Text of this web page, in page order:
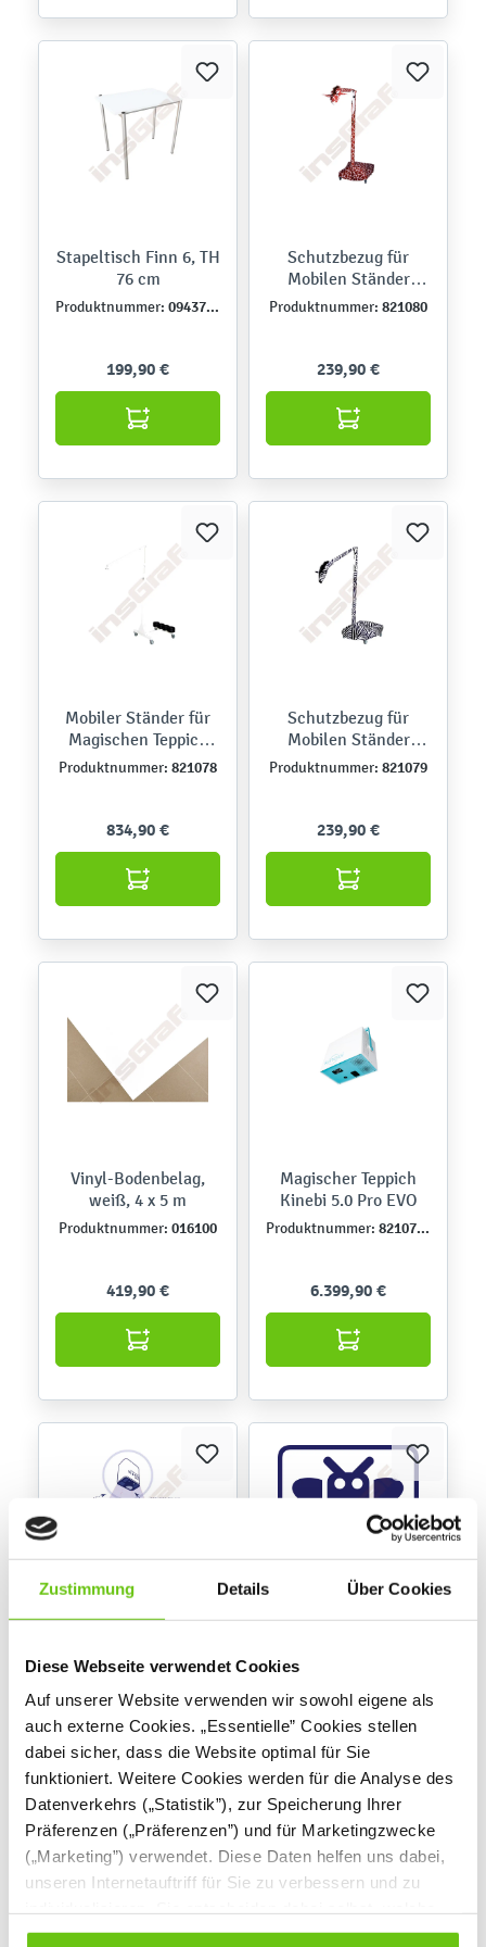
Zustimmung Details Über Cookies
Diese Webseite verwendet Cookies
Auf unserer Website verwenden wir sowohl eigene als
auch externe Cookies. „Essentielle” Cookies stellen
dabei sicher, dass die Website optimal für Sie
funktioniert. Weitere Cookies werden für die Analyse des
Datenverkehrs („Statistik”), zur Speicherung Ihrer
Präferenzen („Präferenzen”) und für Marketingzwecke
(„Marketing”) verwendet. Diese Daten helfen uns dabei,
unseren Internetauftriff für Sie zu verbessern und zu
Cookies Sie erlauben. Verweigern Sie Ihre Zustimmung,
Stapeltisch Finn 6, TH
76 cm
Produktnummer: 094371-08-03
199,90 €
Schutzbezug für
Mobilen Ständer
Kinebi 5.0 - Giraffe
Produktnummer: 821080
239,90 €
Mobiler Ständer für
Magischen Teppich
Kinebi 5.0
Produktnummer: 821078
834,90 €
Schutzbezug für
Mobilen Ständer
Kinebi 5.0 - Zebra
Produktnummer: 821079
239,90 €
Vinyl-Bodenbelag,
weiß, 4 x 5 m
Produktnummer: 016100
419,90 €
Magischer Teppich
Kinebi 5.0 Pro EVO
Produktnummer: 821073DE
6.399,90 €
Spielepaket für
299,90 € 539,90 €